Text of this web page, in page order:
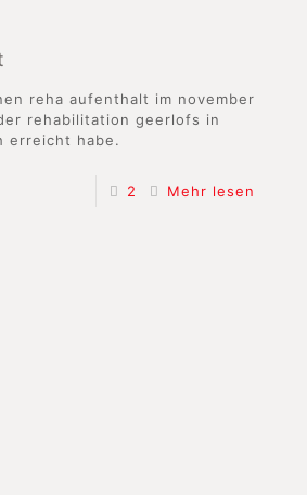
reha aufenthalt im november
rehabilitation geerlofs in
erreicht habe.
2 Mehr lesen